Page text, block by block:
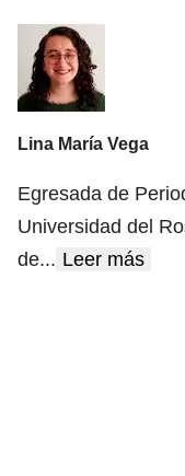
Lina María Vega
Egresada de
Universidad del
de... Leer más